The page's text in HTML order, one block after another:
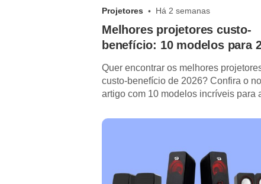
Projetores Há 2 semanas
Melhores projetores custo-
benefício: 10 modelos para
Quer encontrar os melhores
custo-benefício de 2026? Confira o
artigo com 10 modelos incríveis para